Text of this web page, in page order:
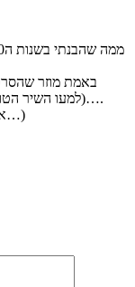
באמת מוזר
(למעו השיר הטוב ביותר…) לדעתי יש לסרט איכויות רבות….
(אם כי 'סיפור הפרוורים' זכה באוסקר בצדק…)